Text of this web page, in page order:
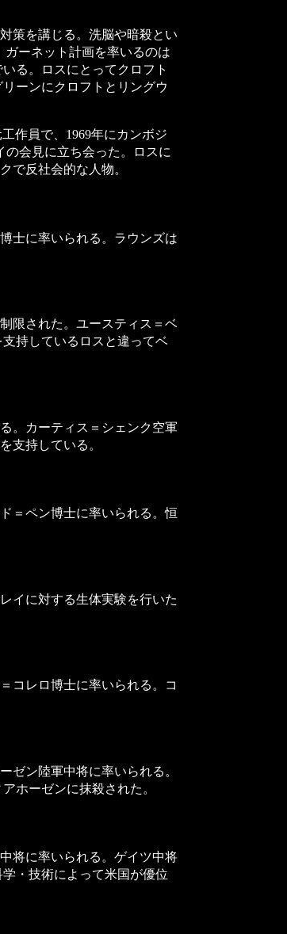
策を講じる。洗脳や暗殺とい
ーネット計画を率いるのは
る。ロスにとってクロフト
ーンにクロフトとリングウ
作員で、1969年にカンボジ
の会見に立ち会った。ロスに
で反社会的な人物。
士に率いられる。ラウンズは
限された。ユースティス＝ベ
持しているロスと違ってベ
。カーティス＝シェンク空軍
支持している。
＝ペン博士に率いられる。恒
イに対する生体実験を行いた
コレロ博士に率いられる。コ
ゼン陸軍中将に率いられる。
ホーゼンに抹殺された。
将に率いられる。ゲイツ中将
・技術によって米国が優位